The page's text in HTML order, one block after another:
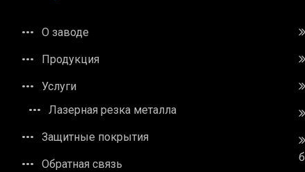
О заводе
Продукция
Услуги
Лазерная резка металла
Защитные покрытия
Обратная связь